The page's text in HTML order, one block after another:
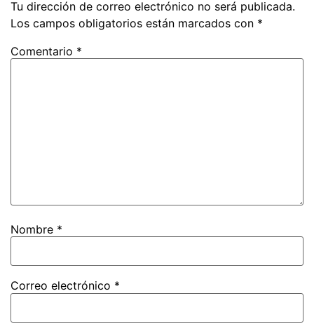
Tu dirección de correo electrónico no será publicada.
Los campos obligatorios están marcados con *
Comentario *
Nombre *
Correo electrónico *